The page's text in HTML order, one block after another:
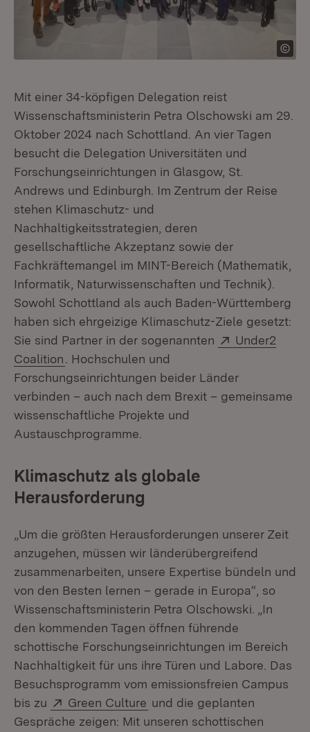
Mit einer 34-köpfigen Delegation reist
Wissenschaftsministerin Petra Olschowski am 29.
Oktober 2024 nach Schottland. An vier Tagen
besucht die Delegation Universitäten und
Forschungseinrichtungen in Glasgow, St.
Andrews und Edinburgh. Im Zentrum der Reise
stehen Klimaschutz- und
Nachhaltigkeitsstrategien, deren
gesellschaftliche Akzeptanz sowie der
Fachkräftemangel im MINT-Bereich (Mathematik,
Informatik, Naturwissenschaften und Technik).
Sowohl Schottland als auch Baden-Württemberg
haben sich ehrgeizige Klimaschutz-Ziele gesetzt:
Sie sind Partner in der sogenannten
Extern:
Under2
Coalition (Öffnet in neuem Fenster)
. Hochschulen und
Forschungseinrichtungen beider Länder
verbinden – auch nach dem Brexit – gemeinsame
wissenschaftliche Projekte und
Austauschprogramme.
Klimaschutz als globale
Herausforderung
„Um die größten Herausforderungen unserer Zeit
anzugehen, müssen wir länderübergreifend
zusammenarbeiten, unsere Expertise bündeln und
von den Besten lernen – gerade in Europa“, so
Wissenschaftsministerin Petra Olschowski. „In
den kommenden Tagen öffnen führende
schottische Forschungseinrichtungen im Bereich
Nachhaltigkeit für uns ihre Türen und Labore. Das
Besuchsprogramm vom emissionsfreien Campus
bis zu
Extern:
Green Culture (Öffnet in neuem Fenster)
und die geplanten
Gespräche zeigen: Mit unseren schottischen